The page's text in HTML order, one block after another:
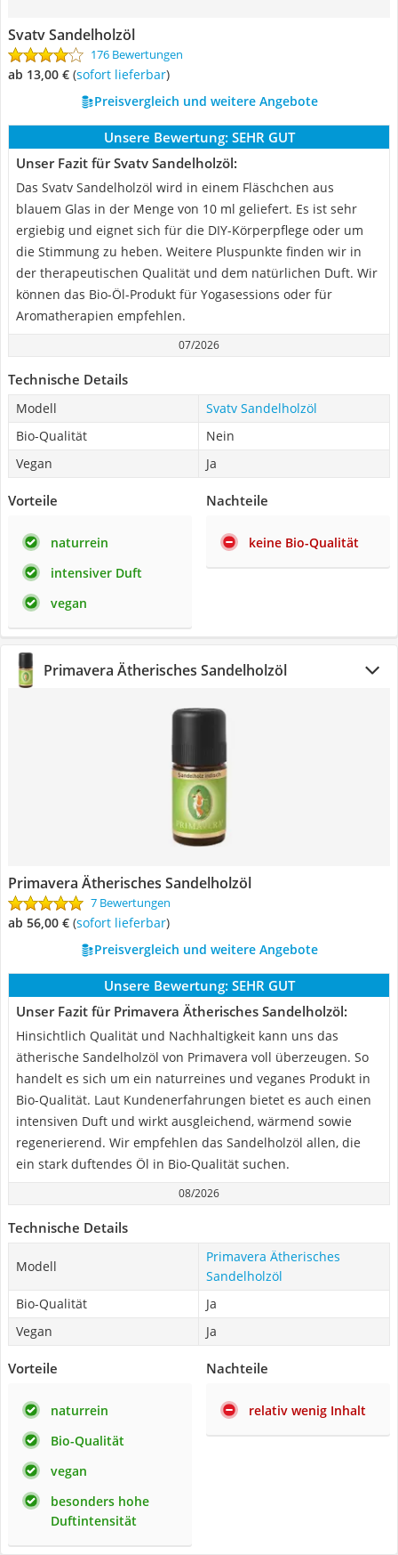
Svatv Sandelholzöl
176 Bewertungen
ab 13,00 € ( Sofort lieferbar)
Preisvergleich und weitere Angebote
Unsere Bewertung: SEHR GUT
Unser Fazit für Svatv Sandelholzöl:
Das Svatv Sandelholzöl wird in einem Fläschchen aus
blauem Glas in der Menge von 10 ml geliefert. Es ist sehr
ergiebig und eignet sich für die DIY-Körperpflege oder um
die Stimmung zu heben. Weitere Pluspunkte finden wir in
der therapeutischen Qualität und dem natürlichen Duft. Wir
können das Bio-Öl-Produkt für Yogasessions oder für
Aromatherapien empfehlen.
07/2026
Technische Details
Modell
Svatv Sandelholzöl
Bio-Qualität
Nein
Vegan
Ja
Vorteile
naturrein
intensiver Duft
vegan
Nachteile
keine Bio-Qualität
Primavera Ätherisches Sandelholzöl
Primavera Ätherisches Sandelholzöl
7 Bewertungen
ab 56,00 € ( Sofort lieferbar)
Preisvergleich und weitere Angebote
Unsere Bewertung: SEHR GUT
Unser Fazit für Primavera Ätherisches Sandelholzöl:
Hinsichtlich Qualität und Nachhaltigkeit kann uns das
ätherische Sandelholzöl von Primavera voll überzeugen. So
handelt es sich um ein naturreines und veganes Produkt in
Bio-Qualität. Laut Kundenerfahrungen bietet es auch einen
intensiven Duft und wirkt ausgleichend, wärmend sowie
regenerierend. Wir empfehlen das Sandelholzöl allen, die
ein stark duftendes Öl in Bio-Qualität suchen.
08/2026
Technische Details
Modell
Primavera Ätherisches
Sandelholzöl
Bio-Qualität
Ja
Vegan
Ja
Vorteile
naturrein
Bio-Qualität
vegan
besonders hohe
Duftintensität
Nachteile
relativ wenig Inhalt